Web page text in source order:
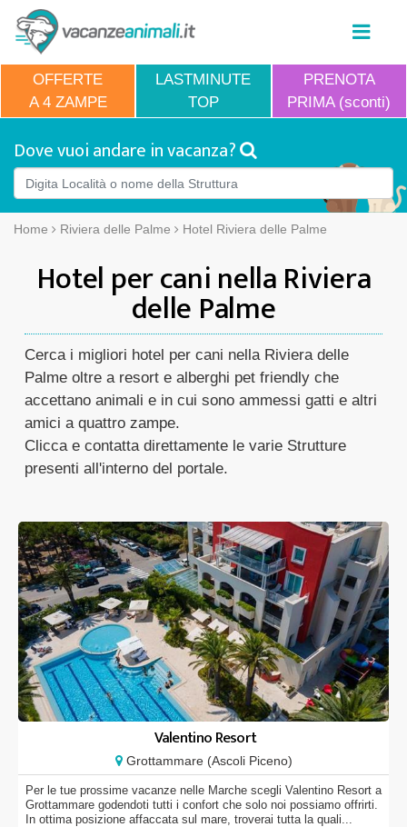
OFFERTE
A 4 ZAMPE
LASTMINUTE
TOP
PRENOTA
PRIMA (sconti)
Dove vuoi andare in vacanza?
Home Riviera delle Palme Hotel Riviera delle Palme
Hotel per cani nella Riviera
delle Palme
Cerca i migliori hotel per cani nella Riviera delle
Palme oltre a resort e alberghi pet friendly che
accettano animali e in cui sono ammessi gatti e altri
amici a quattro zampe.
Clicca e contatta direttamente le varie Strutture
presenti all'interno del portale.
Valentino Resort
Grottammare (Ascoli Piceno)
Per le tue prossime vacanze nelle Marche scegli Valentino Resort a
Grottammare godendoti tutti i confort che solo noi possiamo offrirti.
In ottima posizione affaccata sul mare, troverai tutta la quali...